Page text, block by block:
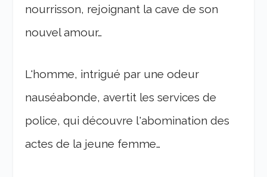
nourrisson, rejoignant la cave de son
nouvel amour…
L'homme, intrigué par une odeur
nauséabonde, avertit les services de
police, qui découvre l'abomination des
actes de la jeune femme…